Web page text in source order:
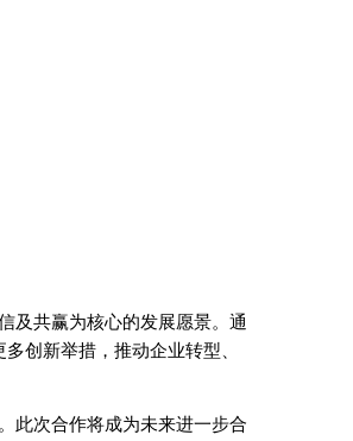
及共赢为核心的发展愿景。通
创新举措，推动企业转型、
此次合作将成为未来进一步合